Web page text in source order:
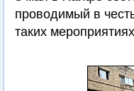
проводимый в
таких